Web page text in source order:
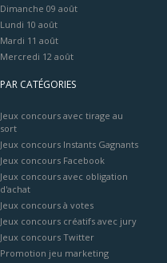
Dimanche 09 août
Lundi 10 août
Mardi 11 août
Mercredi 12 août
PAR CATÉGORIES
Jeux concours avec tirage au
sort
Jeux concours Instants Gagnants
Jeux concours Facebook
Jeux concours avec obligation
d'achat
Jeux concours à votes
Jeux concours créatifs avec jury
Jeux concours Twitter
Promotion jeu marketing